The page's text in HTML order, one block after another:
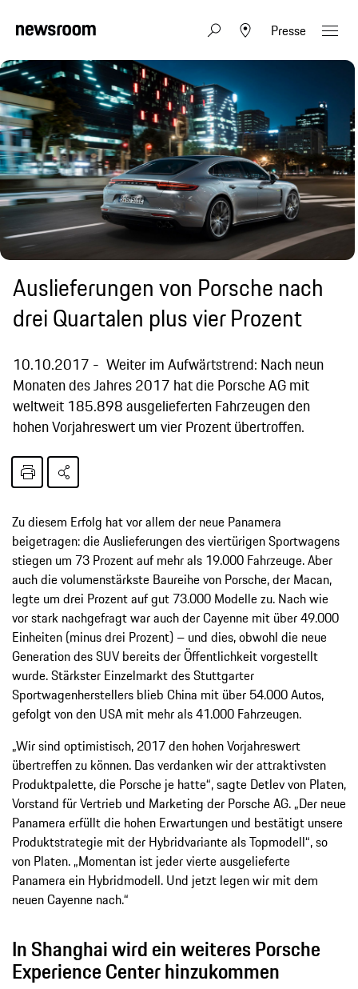
Presse
Auslieferungen von Porsche nach
drei Quartalen plus vier Prozent
10.10.2017
Weiter im Aufwärtstrend: Nach neun
Monaten des Jahres 2017 hat die Porsche AG mit
weltweit 185.898 ausgelieferten Fahrzeugen den
hohen Vorjahreswert um vier Prozent übertroffen.
Zu diesem Erfolg hat vor allem der neue Panamera
beigetragen: die Auslieferungen des viertürigen Sportwagens
stiegen um 73 Prozent auf mehr als 19.000 Fahrzeuge. Aber
auch die volumenstärkste Baureihe von Porsche, der Macan,
legte um drei Prozent auf gut 73.000 Modelle zu. Nach wie
vor stark nachgefragt war auch der Cayenne mit über 49.000
Einheiten (minus drei Prozent) – und dies, obwohl die neue
Generation des SUV bereits der Öffentlichkeit vorgestellt
wurde. Stärkster Einzelmarkt des Stuttgarter
Sportwagenherstellers blieb China mit über 54.000 Autos,
gefolgt von den USA mit mehr als 41.000 Fahrzeugen.
„Wir sind optimistisch, 2017 den hohen Vorjahreswert
übertreffen zu können. Das verdanken wir der attraktivsten
Produktpalette, die Porsche je hatte“, sagte Detlev von Platen,
Vorstand für Vertrieb und Marketing der Porsche AG. „Der neue
Panamera erfüllt die hohen Erwartungen und bestätigt unsere
Produktstrategie mit der Hybridvariante als Topmodell“, so
von Platen. „Momentan ist jeder vierte ausgelieferte
Panamera ein Hybridmodell. Und jetzt legen wir mit dem
neuen Cayenne nach.“
In Shanghai wird ein weiteres Porsche
Experience Center hinzukommen